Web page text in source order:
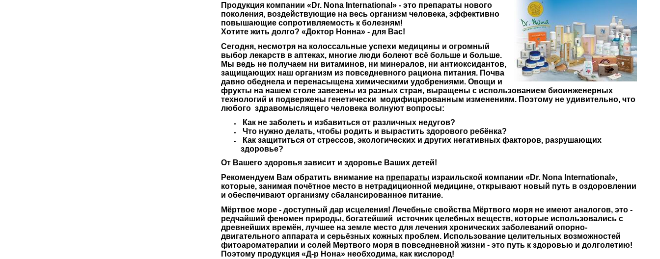
Продукция компании «Dr. Nona International» - это препараты нового
поколения, воздействующие на весь организм человека, эффективно
повышающиесопротивляемость к болезням!
Хотите жить долго? «Доктор Нонна» - для Вас!
Сегодня, несмотря на колоссальные успехи медицины и огромный
выборлекарств в аптеках, многие люди болеют всё больше и больше.
Мы ведь не получаем ни витаминов, ни минералов, ни антиоксидантов,
защищающих нашорганизм из повседневного рациона питания. Почва
давно обеднела и перенасыщена химическими удобрениями. Овощи и
фрукты на нашем столезавезены из разных стран, выращены с использованием биоинженерных
технологий и подвержены генетически модифицированным изменениям. Поэтому неудивительно, что
любого здравомыслящего человека волнуют вопросы:
Как не заболеть и избавиться от различных недугов?
Что нужно делать, чтобы родить и вырастить здорового ребёнка?
Как защититься от стрессов, экологических и других негативных факторов, разрушающих
здоровье?
От Вашего здоровья зависит и здоровье Ваших детей!
Рекомендуем Вам обратить внимание на препараты израильской компании « Dr. Nona International»,
которые, занимая почётное место в нетрадиционной медицине, открывают новый путь в оздоровлении
и обеспечивают организму сбалансированное питание.
Мёртвое море - доступный дар исцеления! Лечебные свойства Мёртвого моря не имеют аналогов,это -
редчайший феномен природы, богатейший источник целебных веществ, которые использовались с
древнейших времён, лучшее на земле место длялечения хронических заболеваний опорно-
двигательного аппарата и серьёзных кожных проблем. Использование целительных возможностей
фитоароматерапии и солей Мертвого моря в повседневной жизни - это путь к здоровью и долголетию!
Поэтому продукция «Д-р Нона» необходима, как кислород!